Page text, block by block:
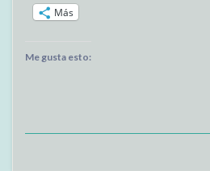
Más
Me gusta esto: